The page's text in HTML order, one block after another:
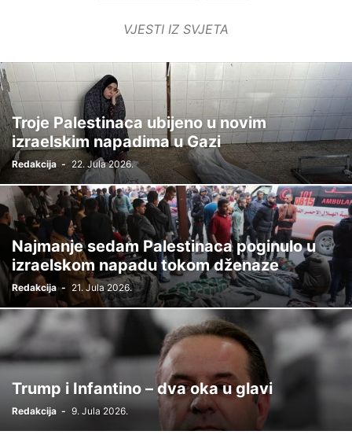
VJESTI IZ SVJETA
Troje Palestinaca ubijeno u novim
izraelskim napadima u Gazi
Redakcija - 22. Jula 2026.
Najmanje sedam Palestinaca poginulo u
izraelskom napadu tokom dženaze
Redakcija - 21. Jula 2026.
Trump i Infantino – dva oka u glavi
Redakcija - 9. Jula 2026.